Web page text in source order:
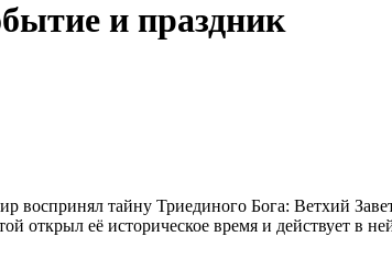
и праздник
воспринял тайну Триединого Бога: Ветхий
открыл её историческое время и действует в